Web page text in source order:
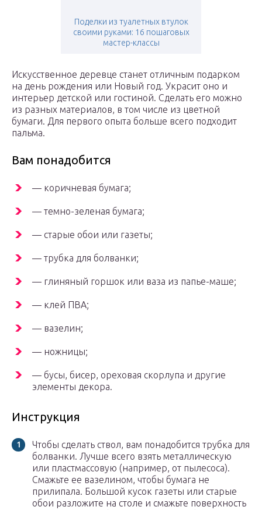
Поделки из туалетных втулок
своими руками: 16 пошаговых
мастер-классы
Искусственное деревце станет отличным подарком
на день рождения или Новый год. Украсит оно и
интерьер детской или гостиной. Сделать его можно
из разных материалов, в том числе из цветной
бумаги. Для первого опыта больше всего подходит
пальма.
Вам понадобится
— коричневая бумага;
— темно-зеленая бумага;
— старые обои или газеты;
— трубка для болванки;
— глиняный горшок или ваза из папье-маше;
— клей ПВА;
— вазелин;
— ножницы;
— бусы, бисер, ореховая скорлупа и другие
элементы декора.
Инструкция
Чтобы сделать ствол, вам понадобится трубка для
болванки. Лучше всего взять металлическую
или пластмассовую (например, от пылесоса).
Смажьте ее вазелином, чтобы бумага не
прилипала. Большой кусок газеты или старые
обои разложите на столе и смажьте поверхность